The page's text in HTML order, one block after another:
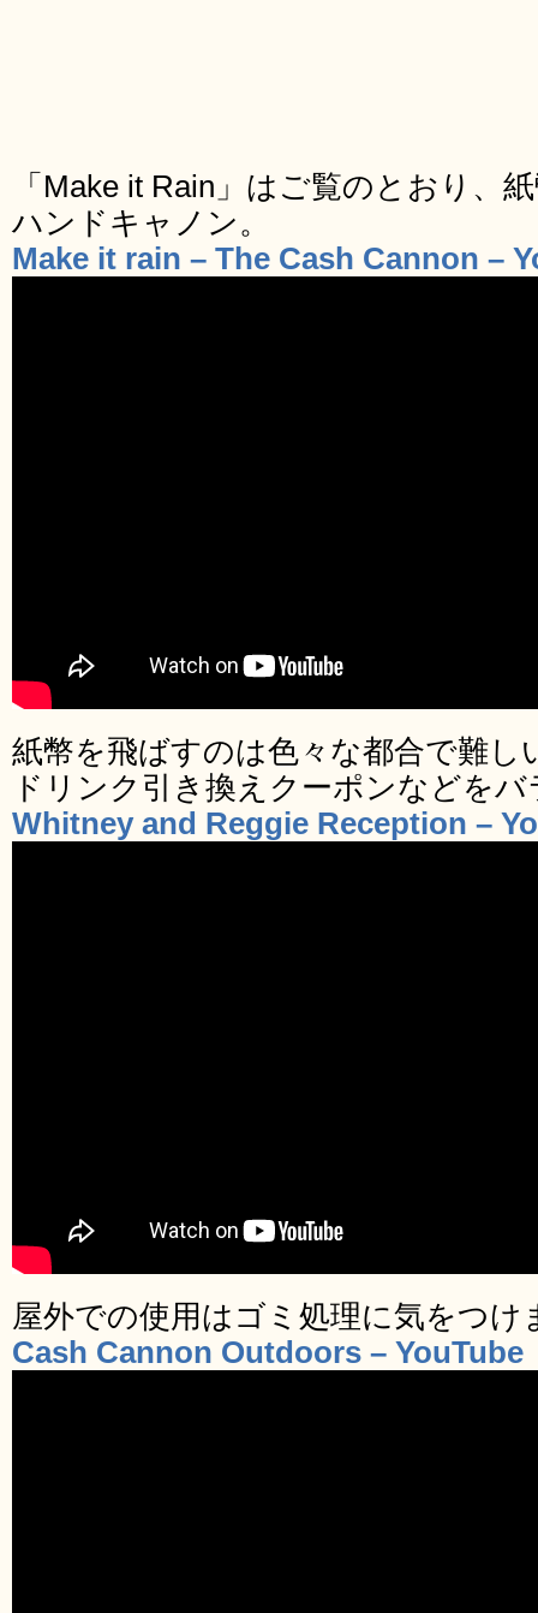
「Make it Rain」はご覧のとおり、
ハンドキャノン。
Make it rain – The Cash Cannon –
紙幣を飛ばすのは色々な都合で難し
ドリンク引き換えクーポンなどを
Whitney and Reggie Reception –
屋外での使用はゴミ処理に気をつけ
Cash Cannon Outdoors – YouTube